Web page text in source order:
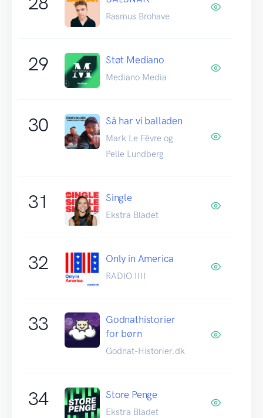
Rasmus Brohave
29 Støt Mediano
Mediano Media
30 Så har vi balladen
Mark Le Fêvre og
Pelle Lundberg
31 Single
Ekstra Bladet
32 Only in America
RADIO IIII
33
Godnathistorier
for børn
Godnat-Historier.dk
34 Store Penge
Ekstra Bladet